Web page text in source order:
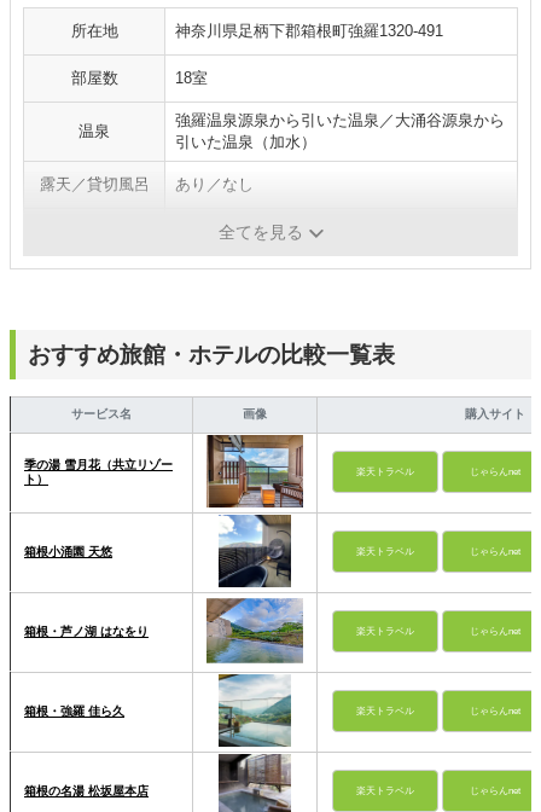
所在地 神奈川県足柄下郡箱根町強羅1320-491
部屋数 18室
温泉
強羅温泉源泉から引いた温泉／大涌谷源泉から
引いた温泉（加水）
露天／貸切風呂 あり／なし
露天風呂・大浴場／ペット不可
全てを見る
おすすめ旅館・ホテルの比較一覧表
サービス名 画像 購入サイト
季の湯 雪月花（共立リゾー
ト）
楽天トラベル じゃらんnet
箱根小涌園 天悠 楽天トラベル じゃらんnet
箱根・芦ノ湖 はなをり 楽天トラベル じゃらんnet
箱根・強羅 佳ら久 楽天トラベル じゃらんnet
箱根の名湯 松坂屋本店 楽天トラベル じゃらんnet